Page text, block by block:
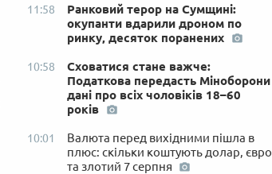
11:58
Ранковий терор на Сумщині:
окупанти вдарили дроном по
ринку, десяток поранених
10:58
Сховатися стане важче:
Податкова передасть Міноборони
дані про всіх чоловіків 18–60
років
10:01
Валюта перед вихідними пішла в
плюс: скільки коштують долар, євро
та злотий 7 серпня